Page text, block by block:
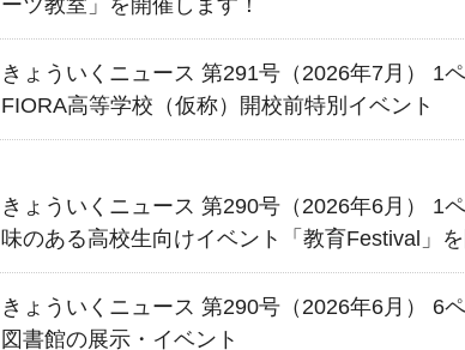
ーツ教室」を開催します！
きょういくニュース 第291号（2026年7月） 1
FIORA高等学校（仮称）開校前特別イベント
きょういくニュース 第290号（2026年6月） 1
味のある高校生向けイベント「教育Festival」を
きょういくニュース 第290号（2026年6月） 6
図書館の展示・イベント